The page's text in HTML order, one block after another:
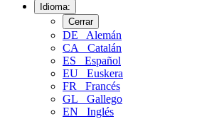
Idioma:
Cerrar
DE
Alemán
CA
Catalán
ES
Español
EU
Euskera
FR
Francés
GL
Gallego
EN
Inglés